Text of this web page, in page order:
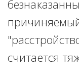
считается